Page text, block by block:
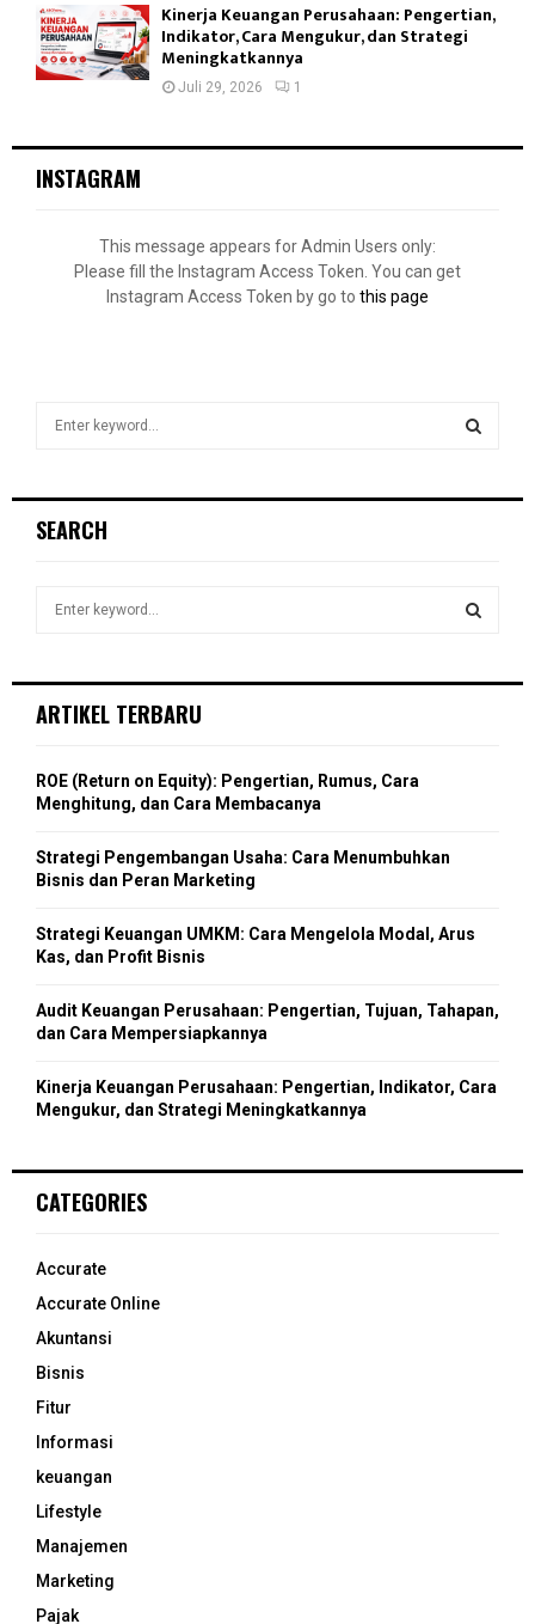
Kinerja Keuangan Perusahaan: Pengertian,
Indikator, Cara Mengukur, dan Strategi
Meningkatkannya
Juli 29, 2026 1
INSTAGRAM
This message appears for Admin Users only:
Please fill the Instagram Access Token. You can get
Instagram Access Token by go to this page
h
R
SEARCH
h
o
r
ARTIKEL TERBARU
ROE (Return on Equity): Pengertian, Rumus, Cara
Menghitung, dan Cara Membacanya
Strategi Pengembangan Usaha: Cara Menumbuhkan
Bisnis dan Peran Marketing
Strategi Keuangan UMKM: Cara Mengelola Modal, Arus
Kas, dan Profit Bisnis
Audit Keuangan Perusahaan: Pengertian, Tujuan, Tahapan,
dan Cara Mempersiapkannya
Kinerja Keuangan Perusahaan: Pengertian, Indikator, Cara
Mengukur, dan Strategi Meningkatkannya
CATEGORIES
Accurate
Accurate Online
Akuntansi
Bisnis
Fitur
Informasi
keuangan
Lifestyle
Manajemen
Marketing
Pajak